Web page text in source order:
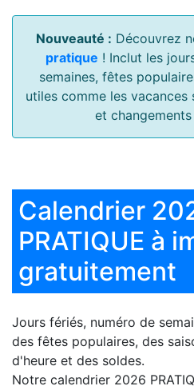
Nouveauté : Découvrez
pratique ! Inclut les
semaines, fêtes
utiles comme les vacances
et
Calendrier
PRATIQUE à
gratuitement
Jours fériés, numéro de
des fêtes populaires, des
d'heure et des soldes.
Notre calendrier 2026